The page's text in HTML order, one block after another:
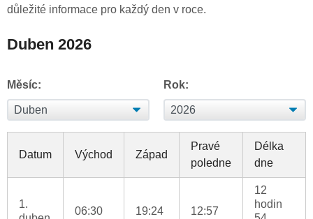
důležité informace pro každý den v roce.
Duben 2026
Měsíc: Rok:
Datum Východ Západ
Pravé
poledne
Délka
dne
1.
06:30 19:24 12:57
12
hodin